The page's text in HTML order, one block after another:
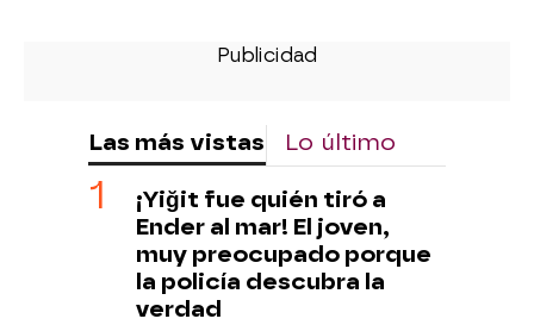
Las más vistas Lo último
¡Yiğit fue quién tiró a
Ender al mar! El joven,
muy preocupado porque
la policía descubra la
verdad